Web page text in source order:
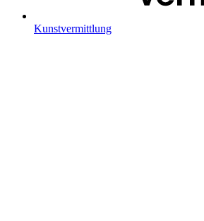
Kunstvermittlung